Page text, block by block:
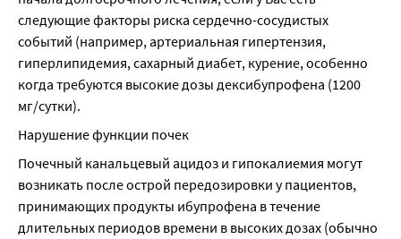
следующие факторы риска сердечно-сосудистых
событий (например, артериальная гипертензия,
гиперлипидемия, сахарный диабет, курение, особенно
когда требуются высокие дозы дексибупрофена (1200
мг/сутки).
Нарушение функции почек
Почечный канальцевый ацидоз и гипокалиемия могут
возникать после острой передозировки у пациентов,
принимающих продукты ибупрофена в течение
длительных периодов времени в высоких дозах (обычно